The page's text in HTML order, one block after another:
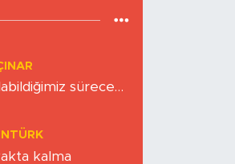
sürece…
kalma